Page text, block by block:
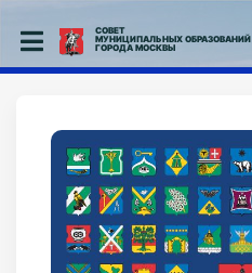
СОВЕТ
МУНИЦИПАЛЬНЫХ ОБРАЗОВАНИЙ
ГОРОДА МОСКВЫ